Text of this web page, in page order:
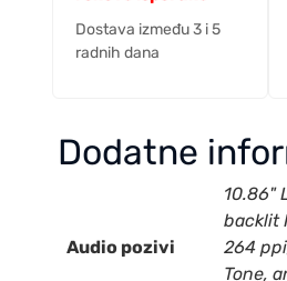
Dostava između 3 i 5
radnih dana
Dodatne
Audio pozivi
10.86"
backlit
264
Tone,